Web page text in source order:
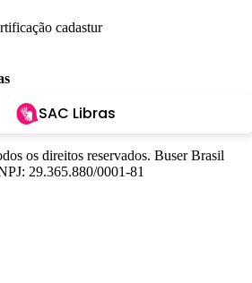
SAC Libras
os direitos reservados. Buser Brasil
29.365.880/0001-81